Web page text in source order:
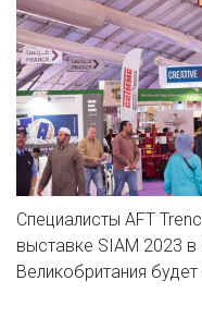
Специалисты AFT
выставке SIAM 2023
Великобритания